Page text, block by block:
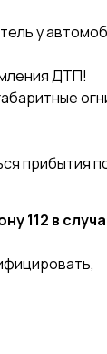
у
ДТП!
прибытия
112 в